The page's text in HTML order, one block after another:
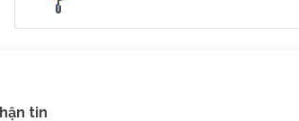
tin